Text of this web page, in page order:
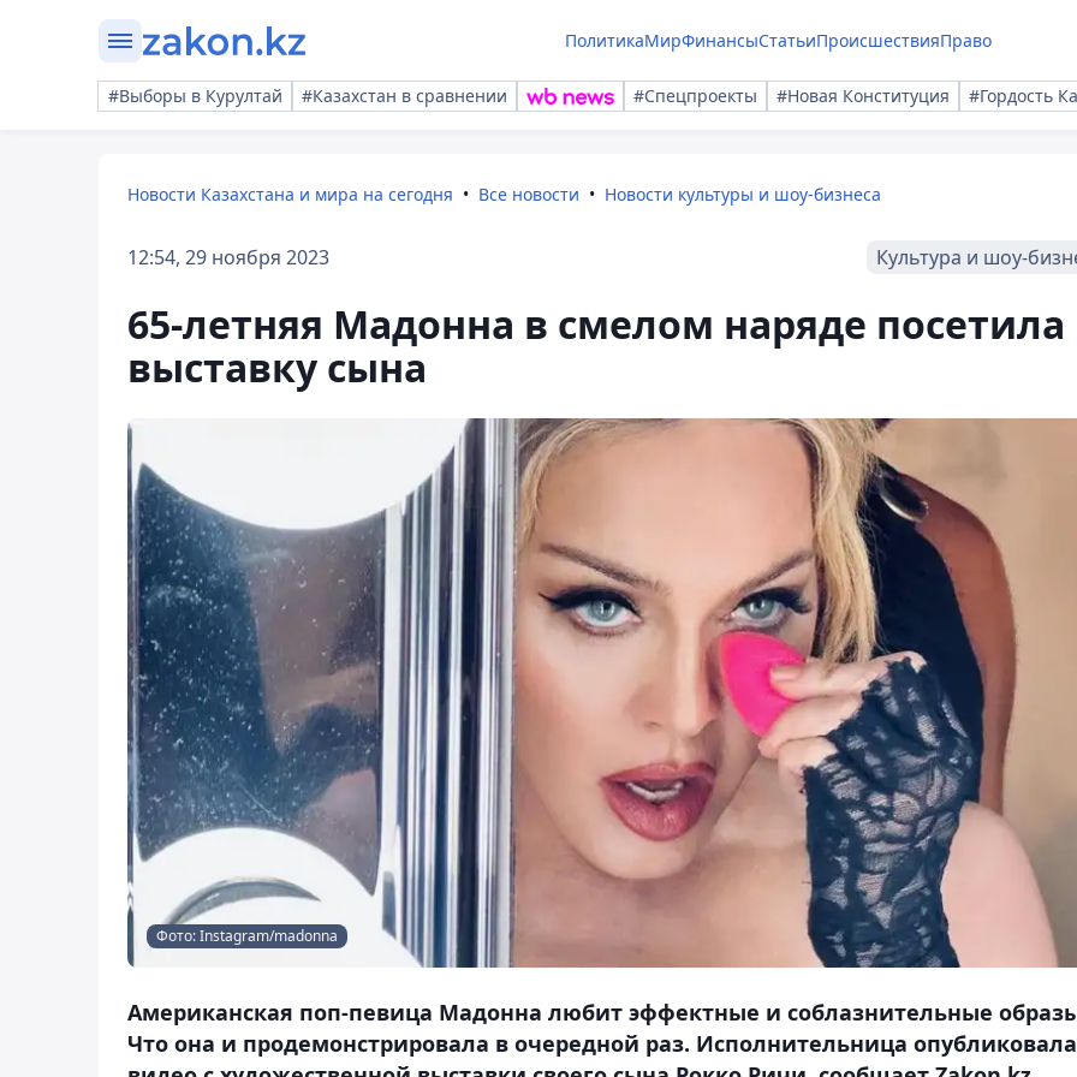
ПолитикаМирФинансыСтатьиПроисшествияПраво
#Выборы в Курултай #Казахстан в сравнении #Спецпроекты #Новая Конституция #Гордость
Новости Казахстана и мира на сегодня Все новости Новости культуры и шоу-бизнеса
12:54, 29 ноября 2023 Культура и шоу-
65-летняя Мадонна в смелом наряде посетила
выставку сына
Фото: Instagram/madonna
Американская поп-певица Мадонна любит эффектные и соблазнительные
Что она и продемонстрировала в очередной раз. Исполнительница опубликовала